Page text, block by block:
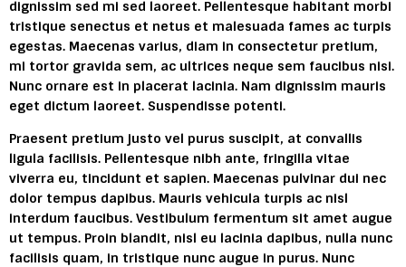
dignissim sed mi sed laoreet. Pellentesque habitant morbi
tristique senectus et netus et malesuada fames ac turpis
egestas. Maecenas varius, diam in consectetur pretium,
mi tortor gravida sem, ac ultrices neque sem faucibus nisi.
Nunc ornare est in placerat lacinia. Nam dignissim mauris
eget dictum laoreet. Suspendisse potenti.
Praesent pretium justo vel purus suscipit, at convallis
ligula facilisis. Pellentesque nibh ante, fringilla vitae
viverra eu, tincidunt et sapien. Maecenas pulvinar dui nec
dolor tempus dapibus. Mauris vehicula turpis ac nisl
interdum faucibus. Vestibulum fermentum sit amet augue
ut tempus. Proin blandit, nisl eu lacinia dapibus, nulla nunc
facilisis quam, in tristique nunc augue in purus. Nunc